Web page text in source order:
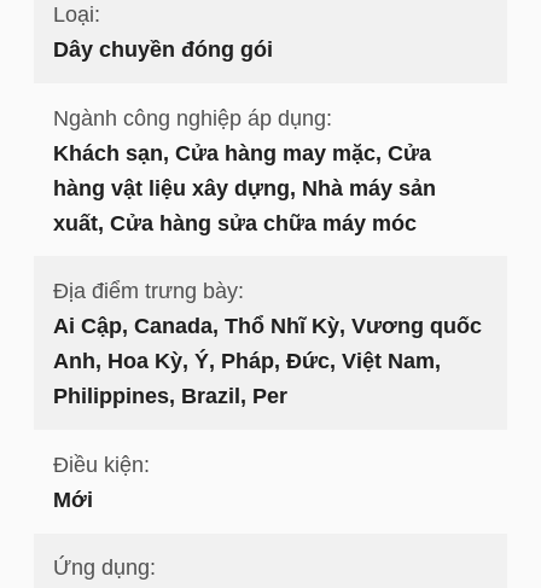
Loại:
Dây chuyền đóng gói
Ngành công nghiệp áp dụng:
Khách sạn, Cửa hàng may mặc, Cửa
hàng vật liệu xây dựng, Nhà máy sản
xuất, Cửa hàng sửa chữa máy móc
Địa điểm trưng bày:
Ai Cập, Canada, Thổ Nhĩ Kỳ, Vương quốc
Anh, Hoa Kỳ, Ý, Pháp, Đức, Việt Nam,
Philippines, Brazil, Per
Điều kiện:
Mới
Ứng dụng: